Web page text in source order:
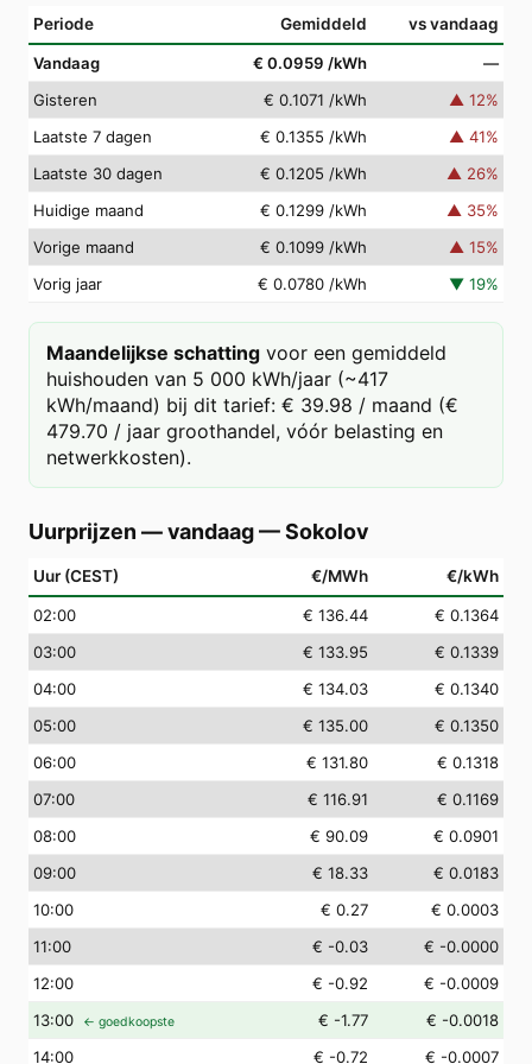
Periode Gemiddeld vs vandaag
Vandaag € 0.0959 /kWh
—
Gisteren
€ 0.1071 /kWh ▲ 12%
Laatste 7 dagen
€ 0.1355 /kWh ▲ 41%
Laatste 30 dagen
€ 0.1205 /kWh ▲ 26%
Huidige maand
€ 0.1299 /kWh ▲ 35%
Vorige maand
€ 0.1099 /kWh ▲ 15%
Vorig jaar
€ 0.0780 /kWh ▼ 19%
Maandelijkse schatting voor een gemiddeld
huishouden van 5 000 kWh/jaar (~417
kWh/maand) bij dit tarief: € 39.98 / maand (€
479.70 / jaar groothandel, vóór belasting en
netwerkkosten).
Uurprijzen — vandaag—Sokolov
Uur (CEST) €/MWh €/kWh
02:00 € 136.44
€ 0.1364
03:00 € 133.95
€ 0.1339
04:00 € 134.03
€ 0.1340
05:00 € 135.00
€ 0.1350
06:00 € 131.80
€ 0.1318
07:00 € 116.91
€ 0.1169
08:00 € 90.09
€ 0.0901
09:00 € 18.33
€ 0.0183
10:00 € 0.27
€ 0.0003
11:00 € -0.03
€ -0.0000
12:00 € -0.92
€ -0.0009
13:00 ← goedkoopste € -1.77
€ -0.0018
14:00 € -0.72 € -0.0007